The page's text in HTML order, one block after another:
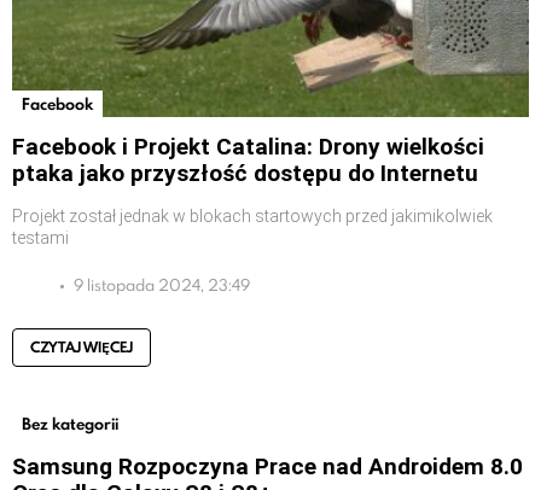
Facebook
Facebook i Projekt Catalina: Drony wielkości
ptaka jako przyszłość dostępu do Internetu
Projekt został jednak w blokach startowych przed jakimikolwiek
testami
9 listopada 2024, 23:49
CZYTAJ WIĘCEJ
Bez kategorii
Samsung Rozpoczyna Prace nad Androidem 8.0